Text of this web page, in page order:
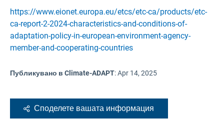
https://www.eionet.europa.eu/etcs/etc-ca/products/etc-
ca-report-2-2024-characteristics-and-conditions-of-
adaptation-policy-in-european-environment-agency-
member-and-cooperating-countries
Публикувано в Climate-ADAPT:Apr 14, 2025
Споделете вашата информация